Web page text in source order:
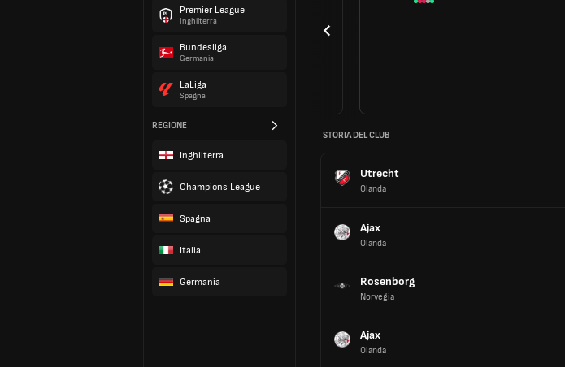
Premier League
Inghilterra
Bundesliga
Germania
LaLiga
Spagna
REGIONE
Inghilterra
Champions League
Spagna
Italia
Germania
STORIA DEL CLUB
Utrecht
Olanda
Ajax
Olanda
Rosenborg
Norvegia
Ajax
Olanda